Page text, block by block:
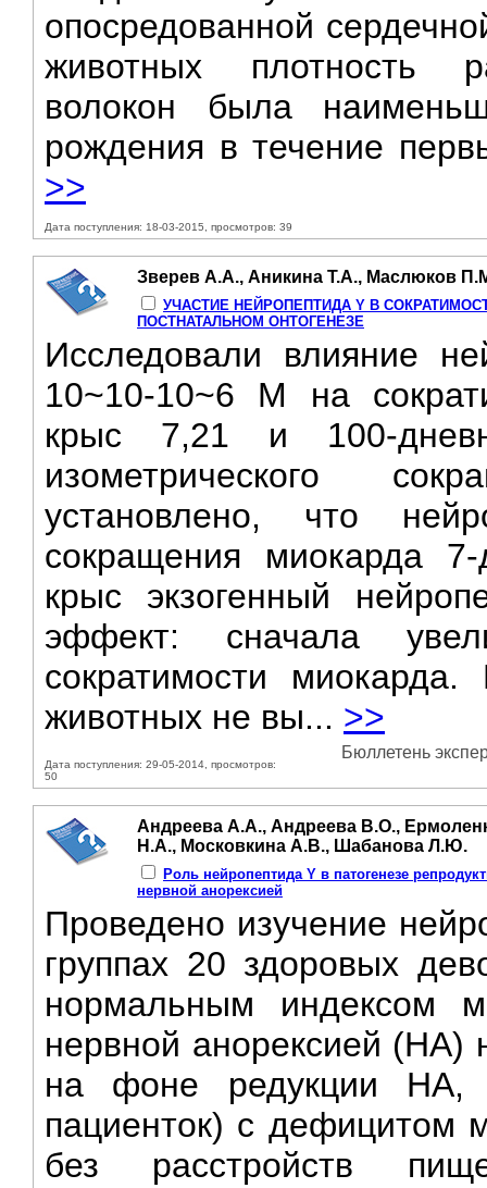
опосредованной
животных плотность
волокон была
рождения в течение
>>
Дата поступления: 18-03-2015, просмотров: 39
Зверев А.А., Аникина Т.А., Маслюков
УЧАСТИЕ НЕЙРОПЕПТИДА Y В
ПОСТНАТАЛЬНОМ ОНТОГЕНЕЗЕ
Исследовали влияние
10~10-10~6 М на
крыс 7,21 и 100-
изометрического
установлено, что
сокращения миокарда
крыс экзогенный
эффект: сначала
сократимости
животных не вы... >>
Дата поступления: 29-05-2014, просмотров:
50
Бюллетень
Андреева А.А., Андреева В.О.,
Н.А., Московкина А.В., Шабанова Л.Ю.
Роль нейропептида Y в патогенезе
нервной анорексией
Проведено изучение
группах 20 здоровых
нормальным индексом
нервной анорексией (НА)
на фоне редукции НА,
пациенток) с дефицитом
без расстройств